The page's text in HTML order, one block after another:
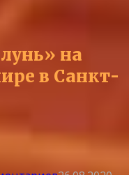
на
в Санкт-